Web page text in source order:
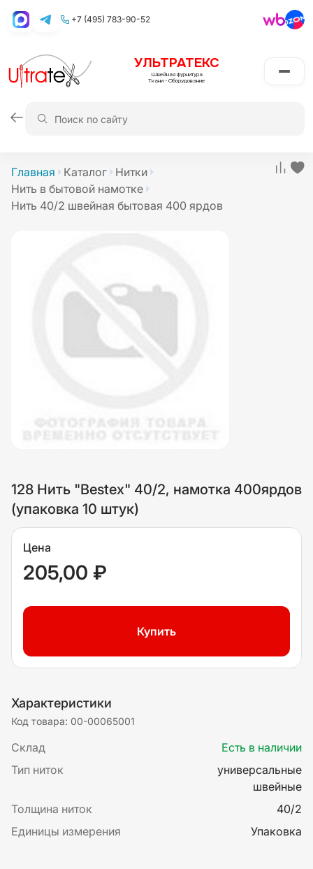
+7 (495) 783-90-52
УЛЬТРАТЕКС
Швейная фурнитура
Ткани • Оборудование
Главная Каталог
Нитки
Нить в бытовой намотке
Нить 40/2 швейная бытовая 400 ярдов
128 Нить "Bestex" 40/2, намотка 400ярдов
(упаковка 10 штук)
Характеристики
Код товара: 00-00065001
Склад
Есть в наличии
Тип ниток
универсальные
швейные
Толщина ниток
40/2
Единицы измерения
Упаковка
Цена
205,00 ₽
Купить